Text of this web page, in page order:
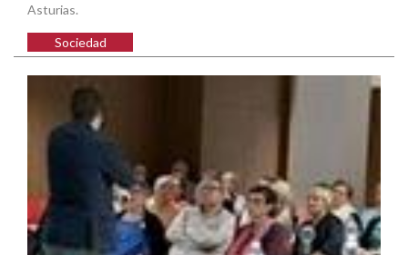
Asturias.
Sociedad